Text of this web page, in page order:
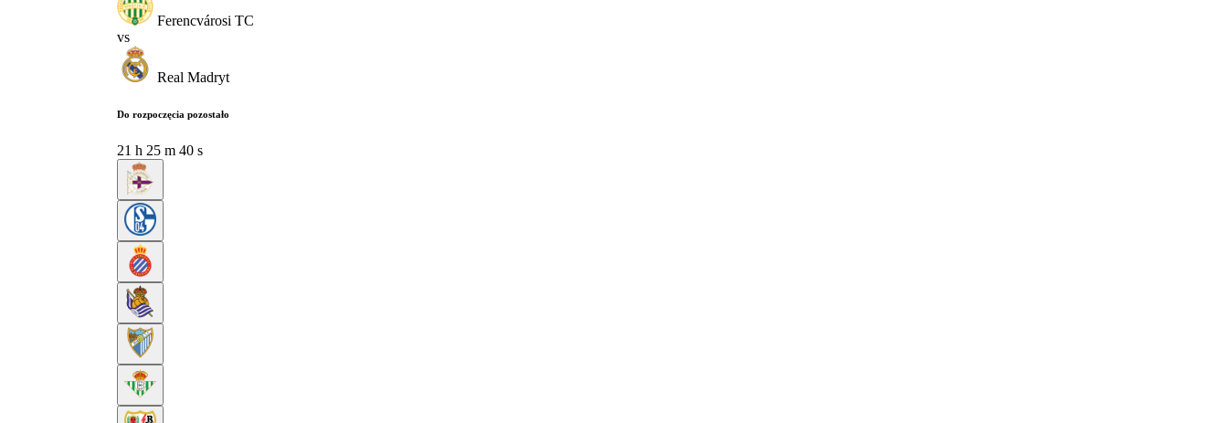
Ferencvárosi TC
vs
Real Madryt
Do rozpoczęcia pozostało
21 h 25 m 39 s